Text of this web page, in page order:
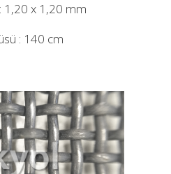
: 1,20 x 1,20 mm
: 140 cm